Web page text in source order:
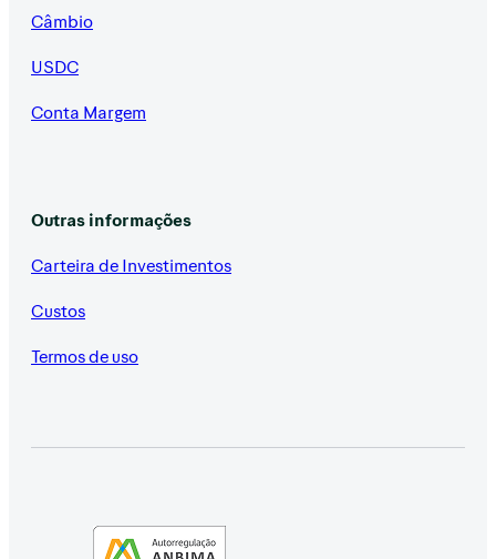
Câmbio
USDC
Conta Margem
Outras informações
Carteira de Investimentos
Custos
Termos de uso